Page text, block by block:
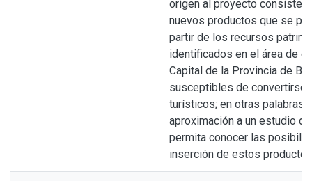
origen al proyecto consiste
nuevos productos que se
partir de los recursos
identificados en el área de
Capital de la Provincia de
susceptibles de convertirse
turísticos; en otras palabras,
aproximación a un estudio
permita conocer las
inserción de estos